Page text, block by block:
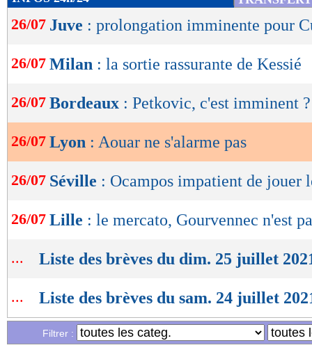
de
lecture
OK
26/07 Juve : prolongation imminente pour
26/07 Milan : la sortie rassurante de Kessié
26/07 Bordeaux : Petkovic, c'est imminent ?
26/07 Lyon : Aouar ne s'alarme pas
26/07 Séville : Ocampos impatient de jouer
26/07 Lille : le mercato, Gourvennec n'est
... Liste des brèves du dim. 25 juillet
... Liste des brèves du sam. 24 juillet
Filtrer :